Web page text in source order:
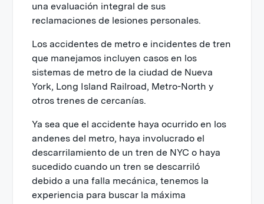
una evaluación integral de sus
reclamaciones de lesiones personales.
Los accidentes de metro e incidentes de tren
que manejamos incluyen casos en los
sistemas de metro de la ciudad de Nueva
York, Long Island Railroad, Metro-North y
otros trenes de cercanías.
Ya sea que el accidente haya ocurrido en los
andenes del metro, haya involucrado el
descarrilamiento de un tren de NYC o haya
sucedido cuando un tren se descarriló
debido a una falla mecánica, tenemos la
experiencia para buscar la máxima